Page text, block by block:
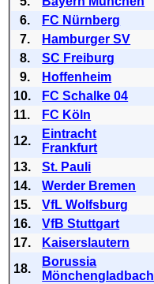
6.
FC Nürnberg
7.
Hamburger SV
8.
SC Freiburg
9.
Hoffenheim
10.
FC Schalke 04
11.
FC Köln
12.
Eintracht
Frankfurt
13.
St. Pauli
14.
Werder Bremen
15.
VfL Wolfsburg
16.
VfB Stuttgart
17.
Kaiserslautern
18.
Borussia
Mönchengladbach